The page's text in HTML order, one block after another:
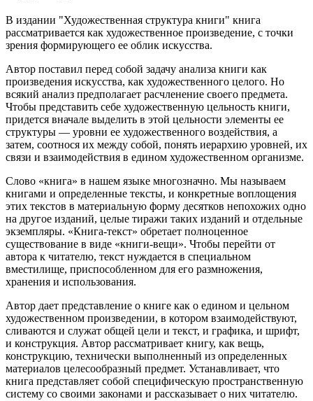
В издании "Художественная структура книги" книга
рассматривается как художественное произведение, с точки
зрения формирующего ее облик искусства.
Автор поставил перед собой задачу анализа книги как
произведения искусства, как художественного целого. Но
всякий анализ предполагает расчленение своего предмета.
Чтобы представить себе художественную цельность книги,
придется вначале выделить в этой цельности элементы ее
структуры — уровни ее художественного воздействия, а
затем, соотнося их между собой, понять иерархию уровней, их
связи и взаимодействия в едином художественном организме.
Слово «книга» в нашем языке многозначно. Мы называем
книгами и определенные тексты, и конкретные воплощения
этих текстов в материаль­ную форму десятков непохожих одно
на другое изданий, целые тиражи таких изданий и отдельные
экземпляры. «Книга-текст» обретает полноценное
существование в виде «книги-вещи». Чтобы перейти от
автора к читателю, текст нуждается в специальном
вместилище, приспособленном для его размножения,
хранения и использования.
Автор дает представление о книге как о едином и цельном
художественном произведе­нии, в котором взаимодействуют,
сливаются и служат общей цели и текст, и графика, и шрифт,
и конструкция. Автор рассматривает книгу, как вещь,
конструкцию, технически выполненный из определенных
матери­алов целесообразный предмет. Устанавливает, что
книга представляет собой специфическую пространственную
систему со своими законами и рассказывает о них читателю.